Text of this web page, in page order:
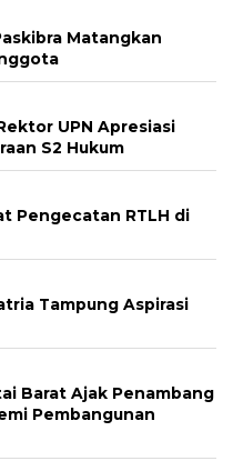
Matangkan
UPN Apresiasi
S2 Hukum
Pengecatan RTLH di
Tampung Aspirasi
Barat Ajak Penambang
Pembangunan